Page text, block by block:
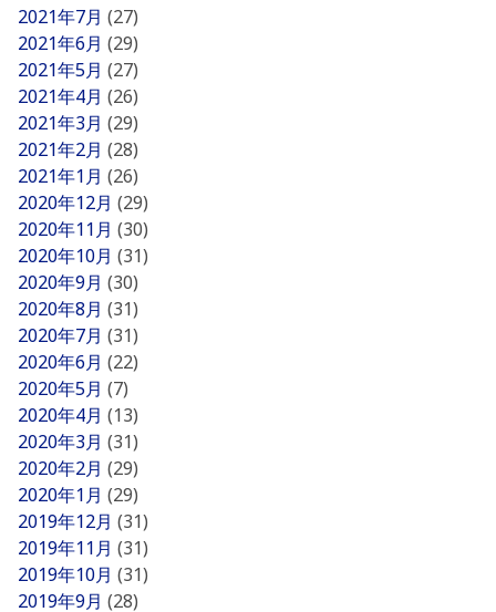
2021年7月 (27)
2021年6月 (29)
2021年5月 (27)
2021年4月 (26)
2021年3月 (29)
2021年2月 (28)
2021年1月 (26)
2020年12月 (29)
2020年11月 (30)
2020年10月 (31)
2020年9月 (30)
2020年8月 (31)
2020年7月 (31)
2020年6月 (22)
2020年5月 (7)
2020年4月 (13)
2020年3月 (31)
2020年2月 (29)
2020年1月 (29)
2019年12月 (31)
2019年11月 (31)
2019年10月 (31)
2019年9月 (28)